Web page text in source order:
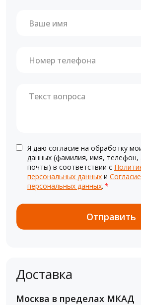
Я даю согласие на обработку
данных (фамилия, имя, телефон,
почты) в соответствии с
персональных данных и
персональных данных. *
Доставка
Москва в пределах МКАД